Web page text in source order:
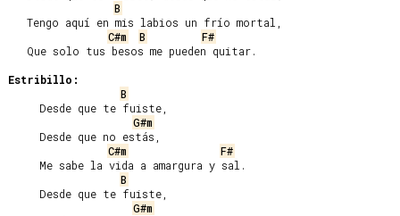
B
C#m
B
F#
Estribillo:
B
G#m
C#m
F#
B
G#m